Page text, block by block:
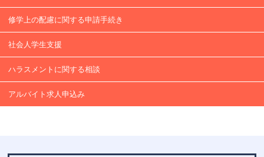
修学上の配慮に関する申請手続き
社会人学生支援
ハラスメントに関する相談
アルバイト求人申込み